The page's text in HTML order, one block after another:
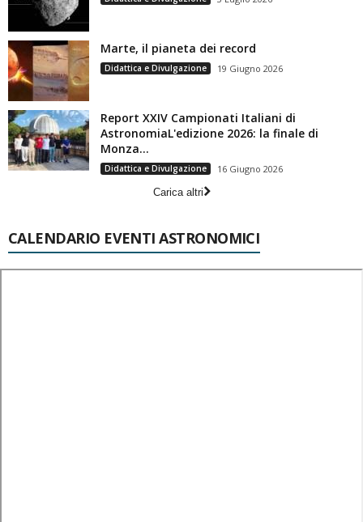
Marte, il pianeta dei record
Didattica e Divulgazione 19 Giugno 2026
Report XXIV Campionati Italiani di
AstronomiaL'edizione 2026: la finale di
Monza...
Didattica e Divulgazione
16 Giugno 2026
Carica altri
CALENDARIO EVENTI ASTRONOMICI